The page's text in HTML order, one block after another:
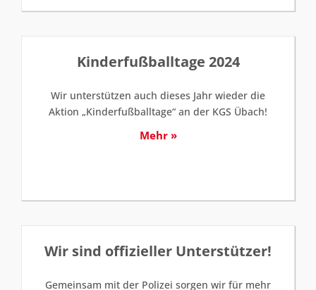
Kinderfußballtage 2024
Wir unterstützen auch dieses Jahr wieder die
Aktion „Kinderfußballtage“ an der KGS Übach!
Mehr »
Wir sind offizieller Unterstützer!
Gemeinsam mit der Polizei sorgen wir für mehr